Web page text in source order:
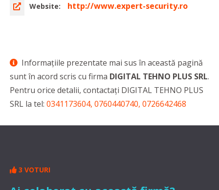
Website: http://www.expert-security.ro
Informaţiile prezentate mai sus în această pagină
sunt în acord scris cu firma DIGITAL TEHNO PLUS SRL.
Pentru orice detalii, contactaţi DIGITAL TEHNO PLUS
SRL la tel: 0341173604, 0760440740, 0726642468
3 VOTURI